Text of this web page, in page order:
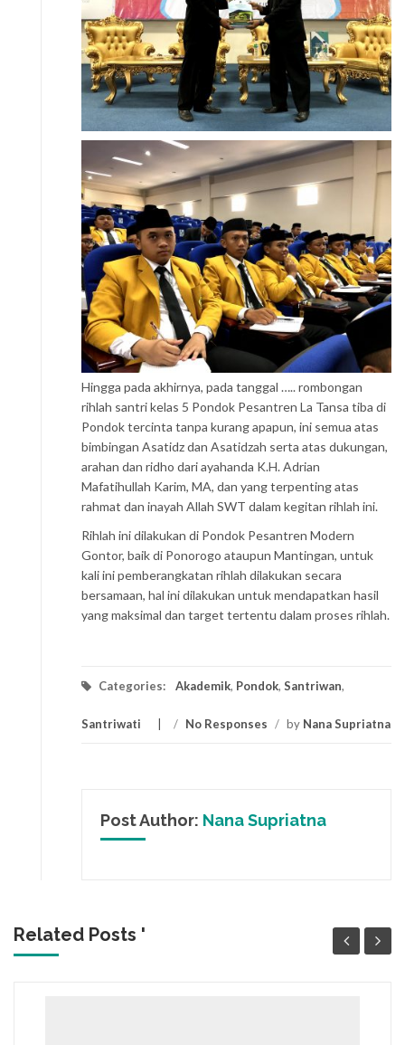
Hingga pada akhirnya, pada tanggal ….. rombongan
rihlah santri kelas 5 Pondok Pesantren La Tansa tiba di
Pondok tercinta tanpa kurang apapun, ini semua atas
bimbingan Asatidz dan Asatidzah serta atas dukungan,
arahan dan ridho dari ayahanda K.H. Adrian
Mafatihullah Karim, MA, dan yang terpenting atas
rahmat dan inayah Allah SWT dalam kegitan rihlah ini.
Rihlah ini dilakukan di Pondok Pesantren Modern
Gontor, baik di Ponorogo ataupun Mantingan, untuk
kali ini pemberangkatan rihlah dilakukan secara
bersamaan, hal ini dilakukan untuk mendapatkan hasil
yang maksimal dan target tertentu dalam proses rihlah.
Categories: Akademik, Pondok, Santriwan,
Santriwati / No Responses / by Nana Supriatna
Post Author: Nana Supriatna
Related Posts '